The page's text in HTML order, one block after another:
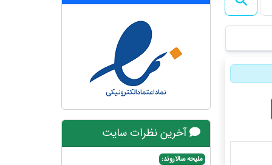
آخرین نظرات سایت
ملیحه سالاروند: